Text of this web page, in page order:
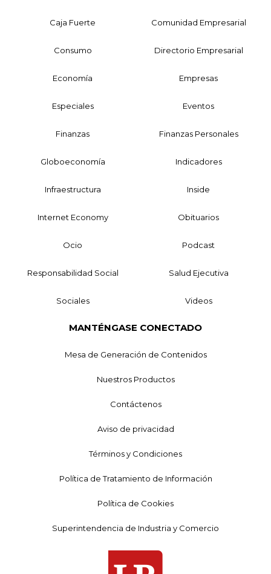
Caja Fuerte Comunidad Empresarial
Consumo Directorio Empresarial
Economía Empresas
Especiales Eventos
Finanzas Finanzas Personales
Globoeconomía Indicadores
Infraestructura Inside
Internet Economy Obituarios
Ocio Podcast
Responsabilidad Social Salud Ejecutiva
Sociales Videos
MANTÉNGASE CONECTADO
Mesa de Generación de Contenidos
Nuestros Productos
Contáctenos
Aviso de privacidad
Términos y Condiciones
Política de Tratamiento de Información
Política de Cookies
Superintendencia de Industria y Comercio